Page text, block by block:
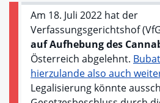
Am 18. Juli 2022 hat der
Verfassungsgerichtshof
auf Aufhebung des
Österreich abgelehnt.
hierzulande also auch
Legalisierung könnte